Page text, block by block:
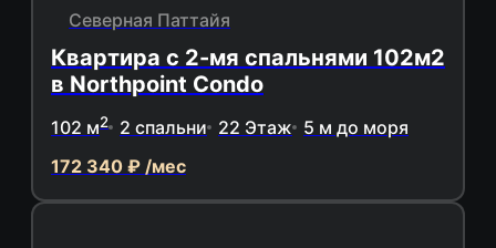
Северная Паттайя
Квартира с 2-мя спальнями 102м2
в Northpoint Condo
102 м2 2 спальни 22 Этаж 5 м до моря
172 340 ₽ /мес